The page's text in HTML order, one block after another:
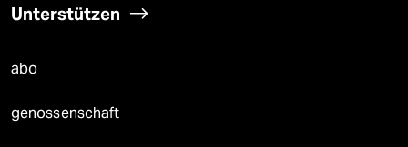
Unterstützen
abo
genossenschaft